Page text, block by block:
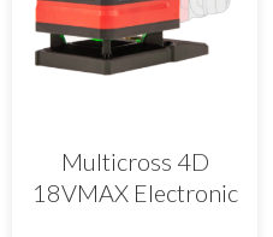
Multicross 4D
18VMAX Electronic